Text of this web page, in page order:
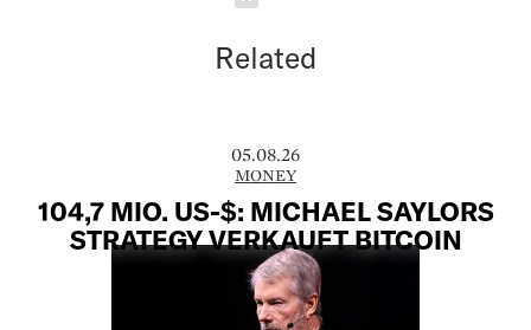
Related
05.08.26
MONEY
104,7 MIO. US-$: MICHAEL SAYLORS
STRATEGY VERKAUFT BITCOIN